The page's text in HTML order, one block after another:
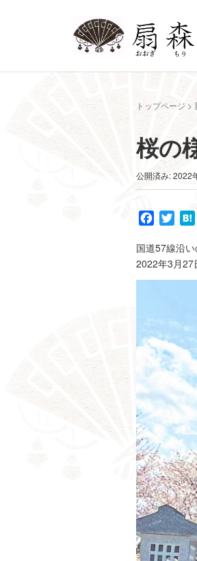
トップページ >
桜の
公開済み: 2022
Facebook
国道57線沿い
2022年3月27